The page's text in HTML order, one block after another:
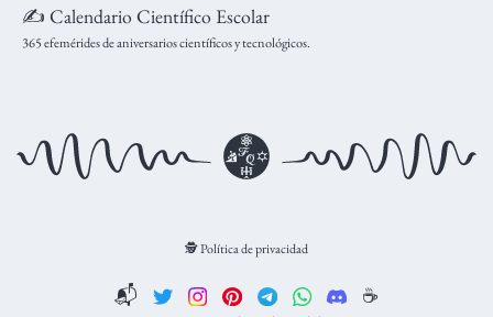
✍️ Calendario Científico Escolar
365 efemérides de aniversarios científicos y tecnológicos.
🕵️ Política de privacidad
📬 ☕️